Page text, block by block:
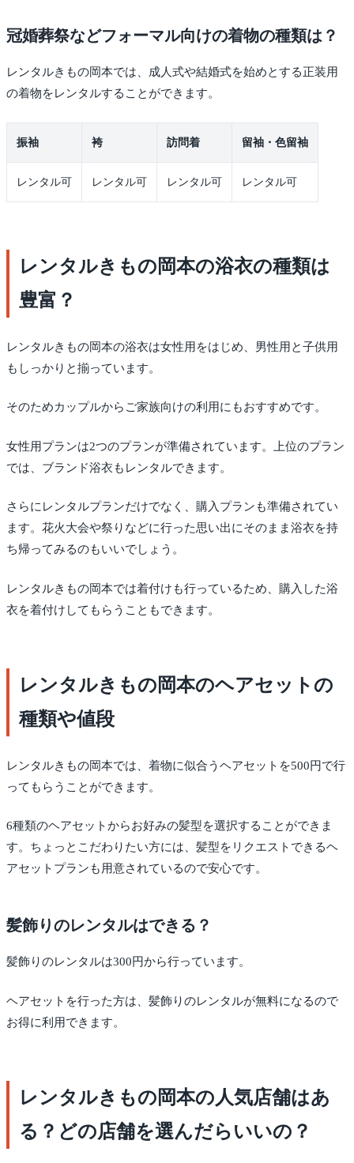
冠婚葬祭などフォーマル向けの着物の種類は？
レンタルきもの岡本では、成人式や結婚式を始めとする正装用
の着物をレンタルすることができます。
振袖 袴 訪問着 留袖・色留袖
レンタル可 レンタル可 レンタル可 レンタル可
レンタルきもの岡本の浴衣の種類は
豊富？
レンタルきもの岡本の浴衣は女性用をはじめ、男性用と子供用
もしっかりと揃っています。
そのためカップルからご家族向けの利用にもおすすめです。
女性用プランは2つのプランが準備されています。上位のプラン
では、ブランド浴衣もレンタルできます。
さらにレンタルプランだけでなく、購入プランも準備されてい
ます。花火大会や祭りなどに行った思い出にそのまま浴衣を持
ち帰ってみるのもいいでしょう。
レンタルきもの岡本では着付けも行っているため、購入した浴
衣を着付けしてもらうこともできます。
レンタルきもの岡本のヘアセットの
種類や値段
レンタルきもの岡本では、着物に似合うヘアセットを500円で行
ってもらうことができます。
6種類のヘアセットからお好みの髪型を選択することができま
す。ちょっとこだわりたい方には、髪型をリクエストできるヘ
アセットプランも用意されているので安心です。
髪飾りのレンタルはできる？
髪飾りのレンタルは300円から行っています。
ヘアセットを行った方は、髪飾りのレンタルが無料になるので
お得に利用できます。
レンタルきもの岡本の人気店舗はあ
る？どの店舗を選んだらいいの？